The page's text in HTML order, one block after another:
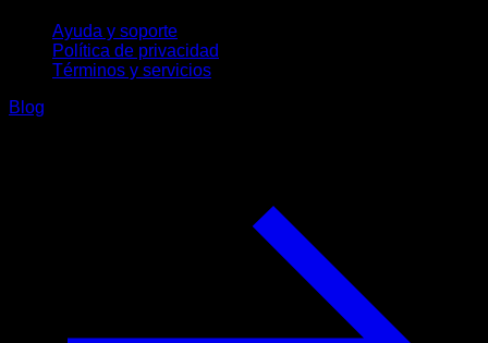
Ayuda y soporte
Política de privacidad
Términos y servicios
Blog